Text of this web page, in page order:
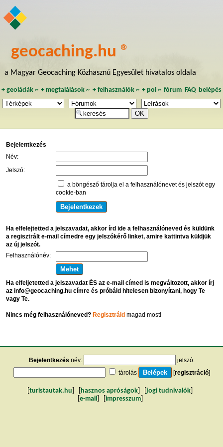
geocaching.hu ®
a Magyar Geocaching Közhasznú Egyesület hivatalos oldala
+ geoládák~ +megtalálások ~ + felhasználók~ + poi~ fórum FAQ belépés
Bejelentkezés
Név:
Jelszó:
a böngésző tárolja el a felhasználónevet és jelszót egy
cookie-ban
Ha elfelejtetted a jelszavadat, akkor írd ide a felhasználóneved és küldünk
a regisztrált e-mail címedre egy jelszókérő linket, amire kattintva küldjük
az új jelszót.
Felhasználónév:
Ha elfeljetetted a jelszavadat ÉS az e-mail címed is megváltozott, akkor írj
az info@geocaching.hu címre és próbáld hitelesen bizonyítani, hogy Te
vagy Te.
Nincs még felhasználóneved? Regisztráldmagad most!
Bejelentkezés név:
jelszó:
tárolás
[regisztráció]
turistautak.hu hasznos apróságok jogi tudnivalók
e-mail impresszum]